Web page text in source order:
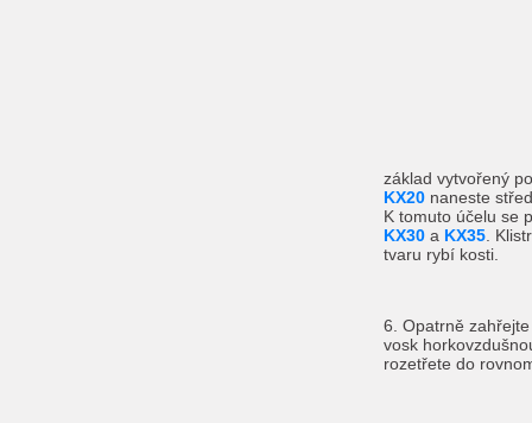
základ vytvořený
KX20 naneste
K tomuto účelu se
KX30 a KX35 .
tvaru rybí kosti.
6. Opatrně zahřejte
vosk
rozetřete do